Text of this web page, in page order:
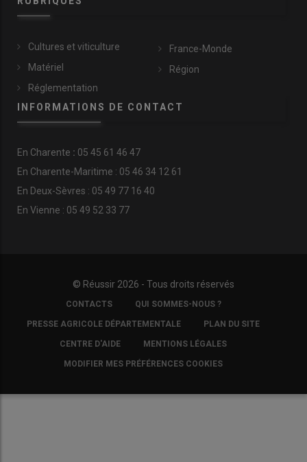
Cultures et viticulture
Matériel
Réglementation
France-Monde
Région
INFORMATIONS DE CONTACT
En Charente : 05 45 61 46 47
En Charente-Maritime : 05 46 34 12 61
En Deux-Sèvres : 05 49 77 16 40
En Vienne : 05 49 52 33 77
© Réussir 2026 - Tous droits réservés
COPYRIGHTCONTACTS QUI SOMMES-NOUS ?
PRESSE AGRICOLE DÉPARTEMENTALE PLAN DU SITE
CENTRE D'AIDE MENTIONS LÉGALES
MODIFIER MES PRÉFÉRENCES COOKIES